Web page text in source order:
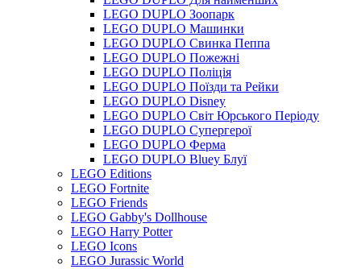
LEGO DUPLO Зоопарк
LEGO DUPLO Машинки
LEGO DUPLO Свинка Пеппа
LEGO DUPLO Пожежні
LEGO DUPLO Поліція
LEGO DUPLO Поїзди та Рейки
LEGO DUPLO Disney
LEGO DUPLO Світ Юрського Періоду
LEGO DUPLO Супергерої
LEGO DUPLO Ферма
LEGO DUPLO Bluey Блуї
LEGO Editions
LEGO Fortnite
LEGO Friends
LEGO Gabby's Dollhouse
LEGO Harry Potter
LEGO Icons
LEGO Jurassic World